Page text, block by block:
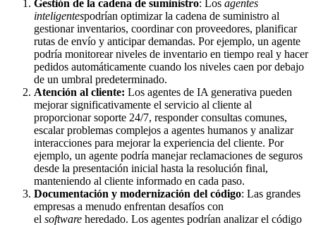
Gestión de la cadena de suministro: Los agentes
inteligentespodrían optimizar la cadena de suministro al
gestionar inventarios, coordinar con proveedores, planificar
rutas de envío y anticipar demandas. Por ejemplo, un agente
podría monitorear niveles de inventario en tiempo real y hacer
pedidos automáticamente cuando los niveles caen por debajo
de un umbral predeterminado.
Atención al cliente: Los agentes de IA generativa pueden
mejorar significativamente el servicio al cliente al
proporcionar soporte 24/7, responder consultas comunes,
escalar problemas complejos a agentes humanos y analizar
interacciones para mejorar la experiencia del cliente. Por
ejemplo, un agente podría manejar reclamaciones de seguros
desde la presentación inicial hasta la resolución final,
manteniendo al cliente informado en cada paso.
Documentación y modernización del código: Las grandes
empresas a menudo enfrentan desafíos con
el software heredado. Los agentes podrían analizar el código